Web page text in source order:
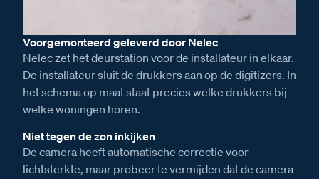
Voorgemonteerd geleverd door Nelec
Nelec zet het deurstation voor de installateur in elkaar.
De installateur sluit de drukkers aan op de digitizers. In
het schema op maat staat precies welke drukkers bij
welke woningen horen.
Niet tegen de zon inkijken
De camera heeft automatische correctie voor
lichtsterkte, maar probeer te vermijden dat de camera